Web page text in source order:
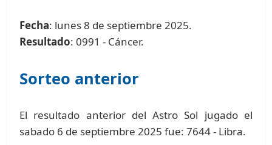
Fecha: lunes 8 de septiembre 2025.
Resultado: 0991 - Cáncer.
Sorteo anterior
El resultado anterior del Astro Sol jugado el
sabado 6 de septiembre 2025 fue: 7644 - Libra.